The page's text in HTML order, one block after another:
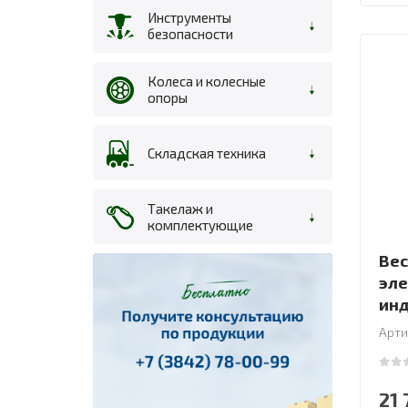
21
Инструменты
безопасности
Колеса и колесные
опоры
Складская техника
Такелаж и
комплектующие